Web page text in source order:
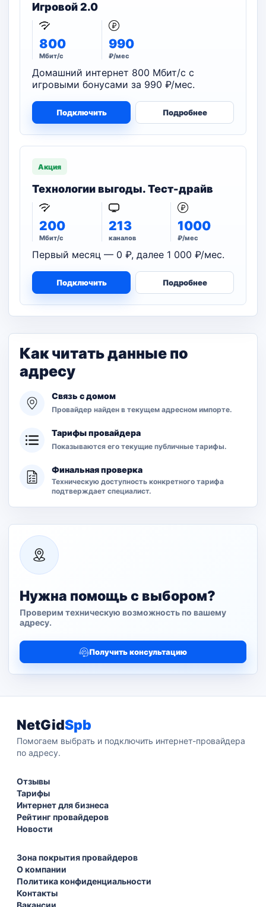
Игровой 2.0
800
Мбит/с
990
₽/мес
Домашний интернет 800 Мбит/с с
игровыми бонусами за 990 ₽/мес.
Подключить Подробнее
Акция
Технологии выгоды. Тест-драйв
200
Мбит/с
213
каналов
1000
₽/мес
Первый месяц — 0 ₽, далее 1 000 ₽/мес.
Подключить Подробнее
Как читать данные по
адресу
Связь с домом
Провайдер найден в текущем адресном импорте.
Тарифы провайдера
Показываются его текущие публичные тарифы.
Финальная проверка
Техническую доступность конкретного тарифа
подтверждает специалист.
Нужна помощь с выбором?
Проверим техническую возможность по вашему
адресу.
Получить консультацию
NetGidSpb
Помогаем выбрать и подключить интернет-провайдера
по адресу.
Отзывы
Тарифы
Интернет для бизнеса
Рейтинг провайдеров
Новости
Зона покрытия провайдеров
О компании
Политика конфиденциальности
Контакты
Вакансии